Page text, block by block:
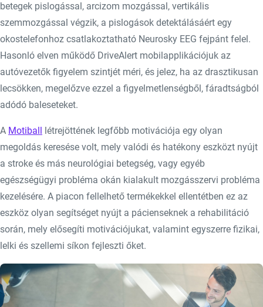
betegek pislogással, arcizom mozgással, vertikális
szemmozgással végzik, a pislogások detektálásáért egy
okostelefonhoz csatlakoztatható Neurosky EEG fejpánt felel.
Hasonló elven működő DriveAlert mobilapplikációjuk az
autóvezetők figyelem szintjét méri, és jelez, ha az drasztikusan
lecsökken, megelőzve ezzel a figyelmetlenségből, fáradtságból
adódó baleseteket.
A Motiball létrejöttének legfőbb motivációja egy olyan
megoldás keresése volt, mely valódi és hatékony eszközt nyújt
a stroke és más neurológiai betegség, vagy egyéb
egészségügyi probléma okán kialakult mozgásszervi probléma
kezelésére. A piacon fellelhető termékekkel ellentétben ez az
eszköz olyan segítséget nyújt a pácienseknek a rehabilitáció
során, mely elősegíti motivációjukat, valamint egyszerre fizikai,
lelki és szellemi síkon fejleszti őket.